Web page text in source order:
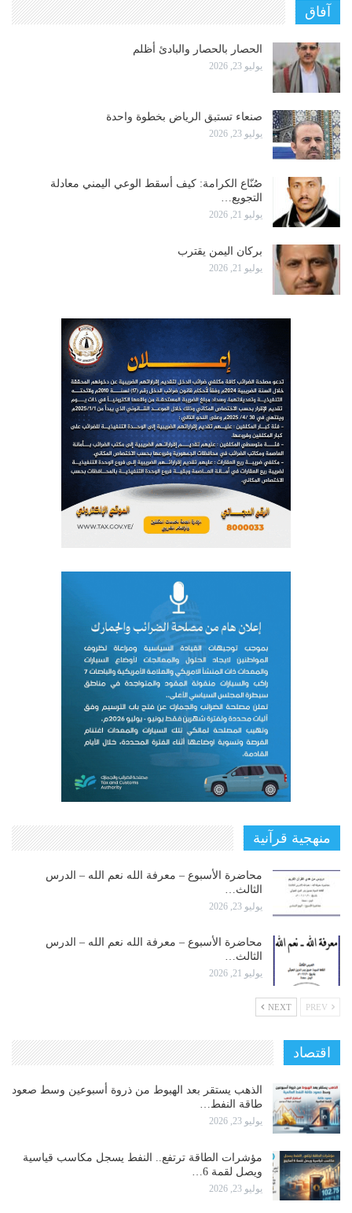
آفاق
الحصار بالحصار والبادئ أظلم
يوليو 23, 2026
صنعاء تستبق الرياض بخطوة واحدة
يوليو 23, 2026
صُنّاع الكرامة: كيف أسقط الوعي اليمني معادلة
التجويع…
يوليو 21, 2026
بركان اليمن يقترب
يوليو 21, 2026
منهجية قرآنية
محاضرة الأسبوع – معرفة الله نعم الله – الدرس
الثالث…
يوليو 23, 2026
محاضرة الأسبوع – معرفة الله نعم الله – الدرس
الثالث…
يوليو 21, 2026
NEXT
اقتصاد
الذهب يستقر بعد الهبوط من ذروة أسبوعين وسط صعود
طاقة النفط…
يوليو 23, 2026
مؤشرات الطاقة ترتفع.. النفط يسجل مكاسب قياسية
ويصل لقمة 6…
يوليو 23, 2026